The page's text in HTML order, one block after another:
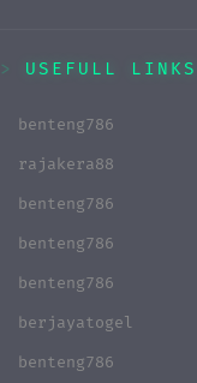
USEFULL LINKS
benteng786
rajakera88
benteng786
benteng786
benteng786
berjayatogel
benteng786